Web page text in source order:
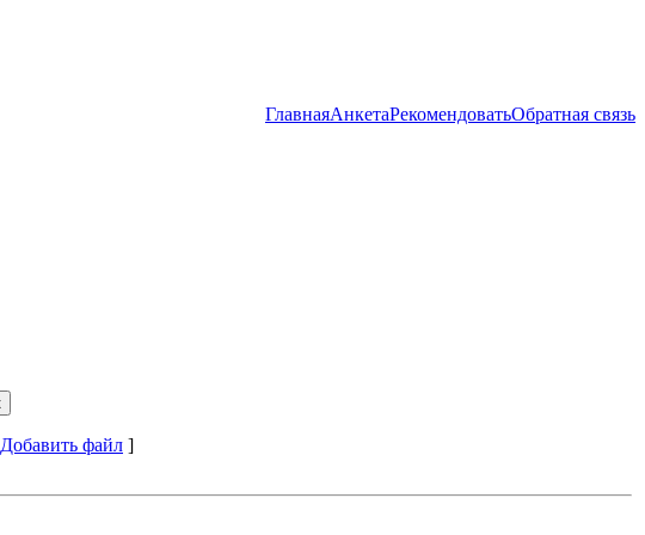
ГлавнаяАнкетаРекомендоватьОбратная связь
Добавить файл ]